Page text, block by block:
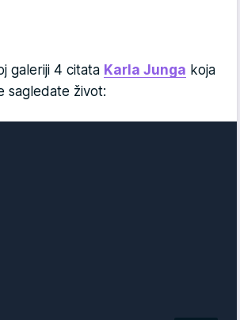
galeriji 4 citata Karla Junga koja
sagledate život: